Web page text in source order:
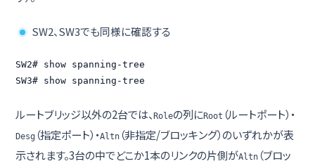
SW2、SW3でも同様に確認する
SW2# show spanning-tree
SW3# show spanning-tree
ルートブリッジ以外の2台では、Roleの列にRoot （ルートポート）・
Desg （指定ポート）・Altn （非指定/ブロッキング）のいずれかが表
示されます。3台の中でどこか1本のリンクの片側がAltn （ブロッ